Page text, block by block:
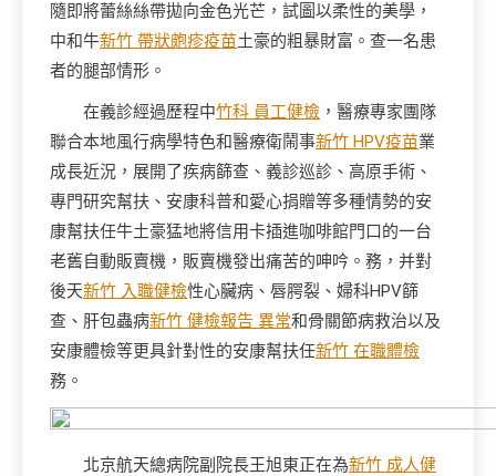
隨即將蕾絲絲帶拋向金色光芒，試圖以柔性的美學，
中和牛新竹 帶狀皰疹疫苗土豪的粗暴財富。查一名患
者的腿部情形。
在義診經過歷程中竹科 員工健檢 ，醫療專家團隊
聯合本地風行病學特色和醫療衛鬧事新竹 HPV疫苗業
成長近況，展開了疾病篩查、義診巡診、高原手術、
專門研究幫扶、安康科普和愛心捐贈等多種情勢的安
康幫扶任牛土豪猛地將信用卡插進咖啡館門口的一台
老舊自動販賣機，販賣機發出痛苦的呻吟。務，并對
後天新竹 入職健檢性心臟病、唇腭裂、婦科HPV篩
查、肝包蟲病新竹 健檢報告 異常和骨關節病救治以及
安康體檢等更具針對性的安康幫扶任新竹 在職體檢
務。
北京航天總病院副院長王旭東正在為新竹 成人健